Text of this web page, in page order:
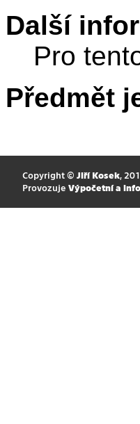
Další
Pro
Předmět
Copyright © Jiří Kosek,
Provozuje Výpočetní a